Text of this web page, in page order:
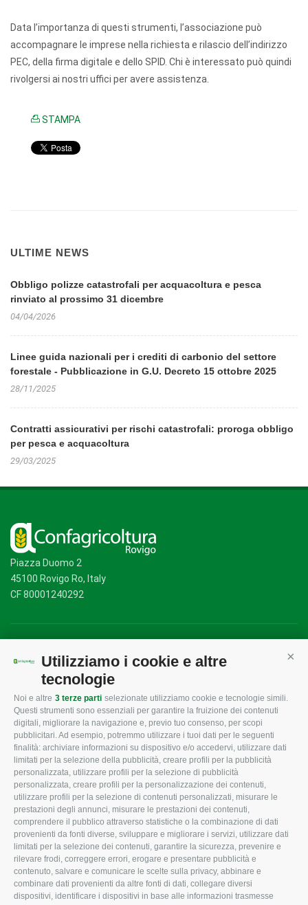
Utilizziamo i cookie e altre
tecnologie
Noi e altre 3 terze parti selezionate utilizziamo cookie e tecnologie simili.
Questi strumenti sono essenziali per garantire la fruizione dei contenuti
digitali, migliorare la navigazione e, previo tuo consenso, per scopi
pubblicitari. Ad esempio, potremmo utilizzare i tuoi dati per le seguenti
finalità: archiviare informazioni su dispositivo e/o accedervi, utilizzare dati
limitati per la selezione della pubblicità, creare profili per la pubblicità
personalizzata, utilizzare profili per la selezione di pubblicità
personalizzata, creare profili per la personalizzazione dei contenuti,
utilizzare profili per la selezione di contenuti personalizzati, misurare le
prestazioni degli annunci, misurare le prestazioni dei contenuti,
comprendere il pubblico attraverso statistiche o la combinazione di dati
provenienti da fonti diverse, sviluppare e migliorare i servizi, utilizzare dati
limitati per la selezione dei contenuti, garantire la sicurezza, prevenire e
rilevare frodi, correggere errori, erogare e presentare pubblicità e
contenuto, salvare e comunicare le scelte sulla privacy, abbinare e
combinare dati provenienti da altre fonti di dati, collegare diversi
dispositivi, identificare i dispositivi in base alle informazioni trasmesse
Data l’importanza di questi strumenti, l’associazione può
accompagnare le imprese nella richiesta e rilascio dell’indirizzo
PEC, della firma digitale e dello SPID. Chi è interessato può quindi
rivolgersi ai nostri uffici per avere assistenza.
STAMPA
ULTIME NEWS
Obbligo polizze catastrofali per acquacoltura e pesca
rinviato al prossimo 31 dicembre
04/04/2026
Linee guida nazionali per i crediti di carbonio del settore
forestale - Pubblicazione in G.U. Decreto 15 ottobre 2025
28/11/2025
Contratti assicurativi per rischi catastrofali: proroga obbligo
per pesca e acquacoltura
29/03/2025
Piazza Duomo 2
45100 Rovigo Ro, Italy
CF 80001240292
CONFAGRICOLTURA
ROVIGO
L'Associazione
Missione e Progetto
Organigramma aziendale
I Nostri Servizi
Uffici della Sede
provinciale
Le Sedi di Zona
Agricoltori S.r.l.
Whistleblowing
CONFAGRICOLTURA
INFORMA
Tecnico
Fiscale
Lavoro
Ambiente
Associazione
CONFAGRICOLTURA
ATTIVA